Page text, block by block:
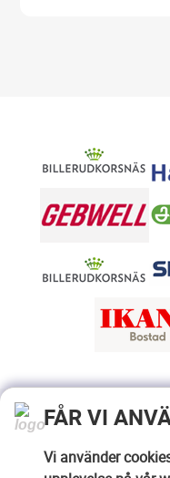
FÅR VI
Vi använder